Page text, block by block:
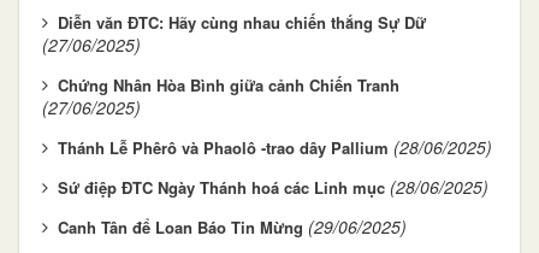
Diễn văn ĐTC: Hãy cùng nhau chiến thắng Sự Dữ
(27/06/2025)
Chứng Nhân Hòa Bình giữa cảnh Chiến Tranh
(27/06/2025)
Thánh Lễ Phêrô và Phaolô -trao dây Pallium (28/06/2025)
Sứ điệp ĐTC Ngày Thánh hoá các Linh mục (28/06/2025)
Canh Tân để Loan Báo Tin Mừng (29/06/2025)